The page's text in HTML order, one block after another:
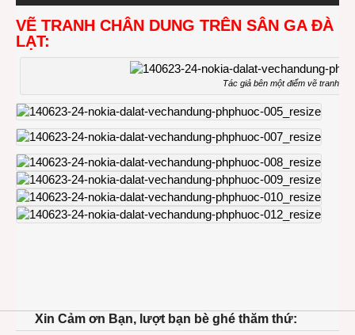
VẼ TRANH CHÂN DUNG TRÊN SÂN GA ĐÀ
LẠT:
Tác giả bên một điểm vẽ tranh.
Xin Cảm ơn Bạn, lượt bạn bè ghé thăm thứ: